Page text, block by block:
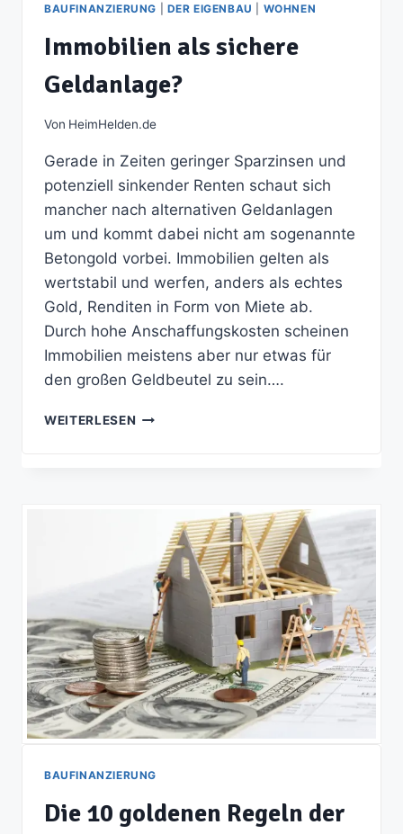
BAUFINANZIERUNG DER EIGENBAU WOHNEN
Immobilien als sichere
Geldanlage?
Von HeimHelden.de
Gerade in Zeiten geringer Sparzinsen und
potenziell sinkender Renten schaut sich
mancher nach alternativen Geldanlagen
um und kommt dabei nicht am sogenannte
Betongold vorbei. Immobilien gelten als
wertstabil und werfen, anders als echtes
Gold, Renditen in Form von Miete ab.
Durch hohe Anschaffungskosten scheinen
Immobilien meistens aber nur etwas für
den großen Geldbeutel zu sein….
WEITERLESEN IMMOBILIEN
BAUFINANZIERUNG
Die 10 goldenen Regeln der